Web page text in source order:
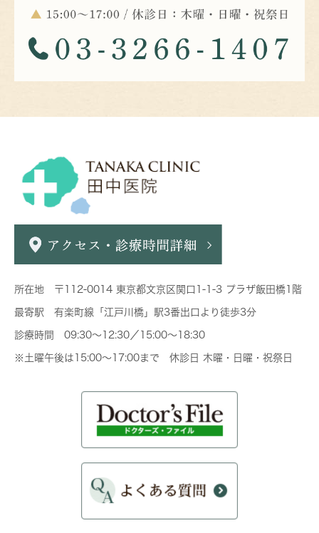
所在地 〒112-0014 東京都文京区関口1-1-3 プラザ飯田橋1階
最寄駅 有楽町線「江戸川橋」駅3番出口より徒歩3分
診療時間 09:30～12:30／15:00～18:30
※土曜午後は15:00～17:00まで 休診日 木曜・日曜・祝祭日